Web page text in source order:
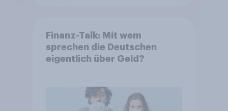
Finanz-Talk: Mit wem
sprechen die Deutschen
eigentlich über Geld?